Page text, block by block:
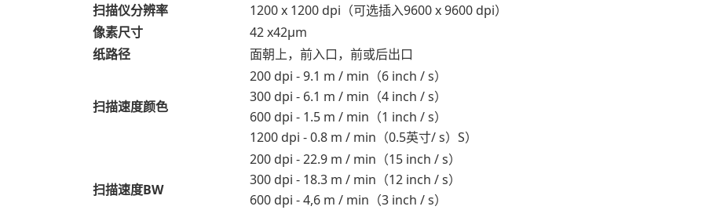
扫描仪分辨率
1200 x 1200 dpi（可选插入9600 x 9600 dpi）
像素尺寸
42 x42μm
纸路径
面朝上，前入口，前或后出口
扫描速度颜色
200 dpi - 9.1 m / min（6 inch / s）
300 dpi - 6.1 m / min（4 inch / s）
600 dpi - 1.5 m / min（1 inch / s）
1200 dpi - 0.8 m / min（0.5英寸/ s）S）
扫描速度BW
200 dpi - 22.9 m / min（15 inch / s）
300 dpi - 18.3 m / min（12 inch / s）
600 dpi - 4,6 m / min（3 inch / s）